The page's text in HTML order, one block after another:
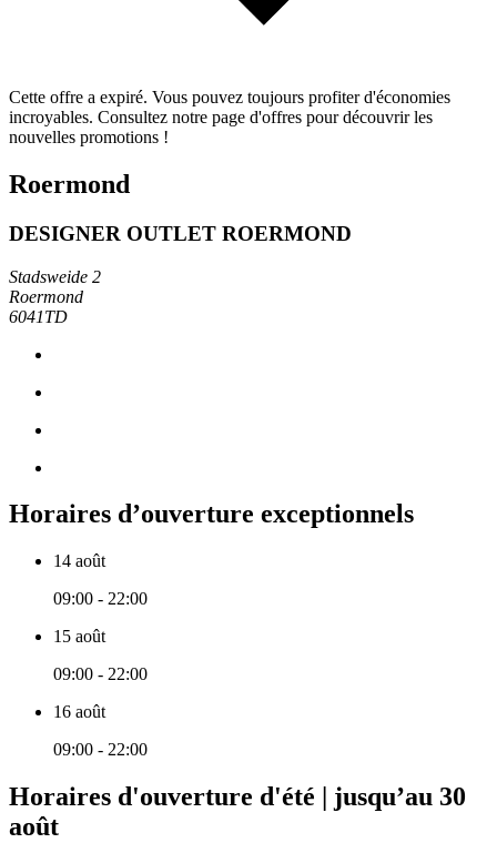
Cette offre a expiré. Vous pouvez toujours profiter d'économies
incroyables. Consultez notre page d'offres pour découvrir les
nouvelles promotions !
Roermond
DESIGNER OUTLET ROERMOND
Stadsweide 2
Roermond
6041TD
Horaires d’ouverture exceptionnels
14 août
09:00 - 22:00
15 août
09:00 - 22:00
16 août
09:00 - 22:00
Horaires d'ouverture d'été | jusqu’au 30
août